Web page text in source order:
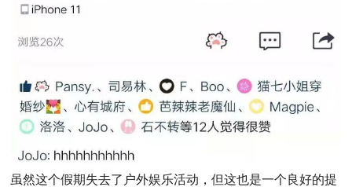
虽然这个假期失去了户外娱乐活动，但这也是一个良好的提